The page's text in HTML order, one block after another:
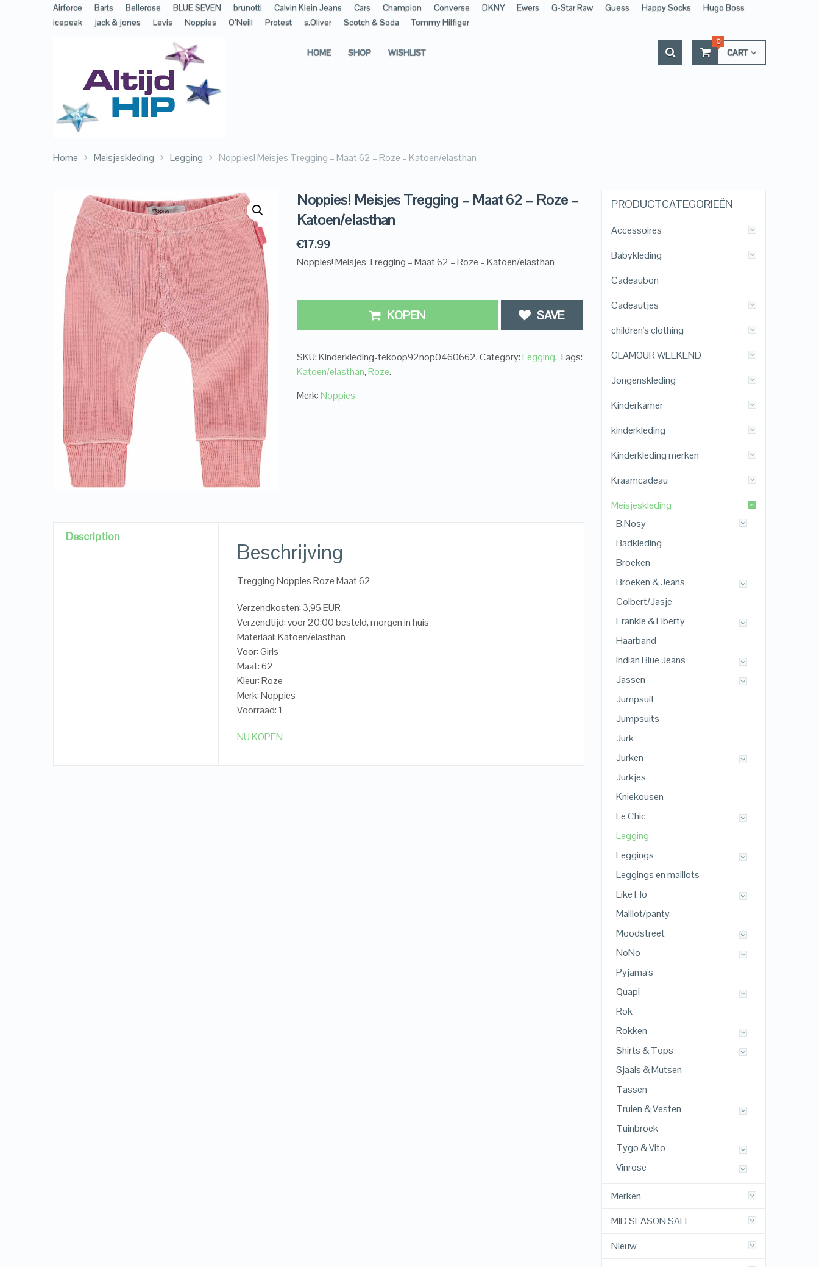
Airforce Barts Bellerose BLUE SEVEN brunotti Calvin Klein Jeans Cars Champion Converse DKNY Ewers G-Star Raw Guess Happy Socks
Hugo Boss
icepeak
jack & jones Levis Noppies O’Neill Protest s.Oliver Scotch & Soda Tommy Hilfiger
HOME SHOP WISHLIST CART
0
Home Meisjeskleding Legging Noppies! Meisjes Tregging – Maat 62 – Roze – Katoen/elasthan
Noppies! Meisjes Tregging – Maat 62 – Roze –
Katoen/elasthan
€17.99
Noppies! Meisjes Tregging – Maat 62 – Roze – Katoen/elasthan
KOPEN SAVE
SKU:Kinderkleding-tekoop92nop0460662.Category:Legging. Tags:
Katoen/elasthan,Roze.
Merk:Noppies
Description
Beschrijving
Tregging Noppies Roze Maat 62
Verzendkosten: 3,95 EUR
Verzendtijd: voor 20:00 besteld, morgen in huis
Materiaal: Katoen/elasthan
Voor: Girls
Maat: 62
Kleur: Roze
Merk: Noppies
Voorraad: 1
NU KOPEN
PRODUCTCATEGORIEËN
Accessoires
Babykleding
Cadeaubon
Cadeautjes
children's clothing
GLAMOUR WEEKEND
Jongenskleding
Kinderkamer
kinderkleding
Kinderkleding merken
Kraamcadeau
Meisjeskleding
B.Nosy
Badkleding
Broeken
Broeken & Jeans
Colbert/Jasje
Frankie & Liberty
Haarband
Indian Blue Jeans
Jassen
Jumpsuit
Jumpsuits
Jurk
Jurken
Jurkjes
Kniekousen
Le Chic
Legging
Leggings
Leggings en maillots
Like Flo
Maillot/panty
Moodstreet
NoNo
Pyjama's
Quapi
Rok
Rokken
Shirts & Tops
Sjaals & Mutsen
Tassen
Truien & Vesten
Tuinbroek
Tygo & Vito
Vinrose
Merken
MID SEASON SALE
Nieuw